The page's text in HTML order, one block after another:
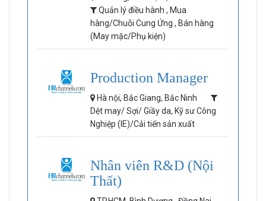
Quản lý điều hành , Mua
hàng/Chuỗi Cung Ứng , Bán hàng
(May mặc/Phụ kiện)
Production Manager
Hà nội, Bắc Giang, Bắc Ninh
Dệt may/ Sợi/ Giầy da, Kỹ sư Công
Nghiệp (IE)/Cải tiến sản xuất
Nhân viên R&D (Nội
Thất)